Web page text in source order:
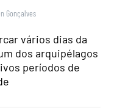
Gonçalves
vários dias da
dos arquipélagos
períodos de